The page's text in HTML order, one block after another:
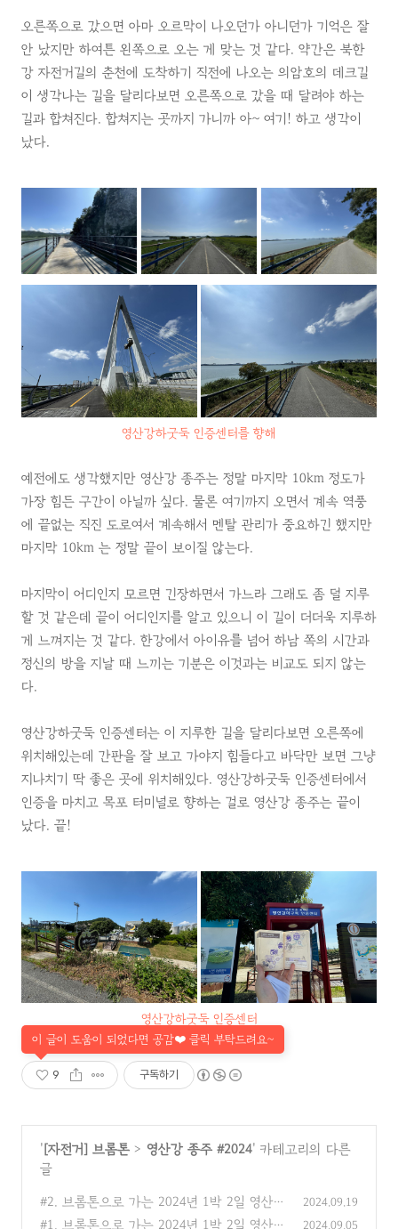
오른쪽으로 갔으면 아마 오르막이 나오던가 아니던가 기억은 잘
안 났지만 하여튼 왼쪽으로 오는 게 맞는 것 같다. 약간은 북한
강 자전거길의 춘천에 도착하기 직전에 나오는 의암호의 데크길
이 생각나는 길을 달리다보면 오른쪽으로 갔을 때 달려야 하는
길과 합쳐진다. 합쳐지는 곳까지 가니까 아~ 여기! 하고 생각이
났다.
영산강하굿둑 인증센터를 향해
예전에도 생각했지만 영산강 종주는 정말 마지막 10km 정도가
가장 힘든 구간이 아닐까 싶다. 물론 여기까지 오면서 계속 역풍
에 끝없는 직진 도로여서 계속해서 멘탈 관리가 중요하긴 했지만
마지막 10km 는 정말 끝이 보이질 않는다.
마지막이 어디인지 모르면 긴장하면서 가느라 그래도 좀 덜 지루
할 것 같은데 끝이 어디인지를 알고 있으니 이 길이 더더욱 지루하
게 느껴지는 것 같다. 한강에서 아이유를 넘어 하남 쪽의 시간과
정신의 방을 지날 때 느끼는 기분은 이것과는 비교도 되지 않는
다.
영산강하굿둑 인증센터는 이 지루한 길을 달리다보면 오른쪽에
위치해있는데 간판을 잘 보고 가야지 힘들다고 바닥만 보면 그냥
지나치기 딱 좋은 곳에 위치해있다. 영산강하굿둑 인증센터에서
인증을 마치고 목포 터미널로 향하는 걸로 영산강 종주는 끝이
났다. 끝!
영산강하굿둑 인증센터
이 글이 도움이 되었다면 공감❤️ 클릭 부탁드려요~
9 구독하기
' [자전거] 브롬톤 > 영산강 종주 #2024' 카테고리의 다른
글
#2. 브롬톤으로 가는 2024년 1박 2일 영산강
자전거길 종주 후기 - [1일차] 담양댐 ~ 나주
2024.09.19
#1. 브롬톤으로 가는 2024년 1박 2일 영산강 2024.09.05